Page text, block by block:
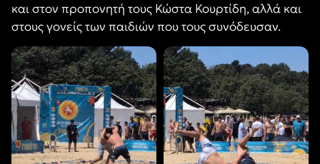
και στον προπονητή τους Κώστα Κουρτίδη, αλλά και
στους γονείς των παιδιών που τους συνόδευσαν.